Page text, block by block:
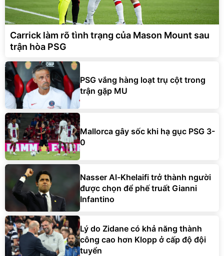
Carrick làm rõ tình trạng của Mason Mount sau
trận hòa PSG
PSG vắng hàng loạt trụ cột trong
trận gặp MU
Mallorca gây sốc khi hạ gục PSG 3-
0
Nasser Al-Khelaifi trở thành người
được chọn để phế truất Gianni
Infantino
Lý do Zidane có khả năng thành
công cao hơn Klopp ở cấp độ đội
tuyển